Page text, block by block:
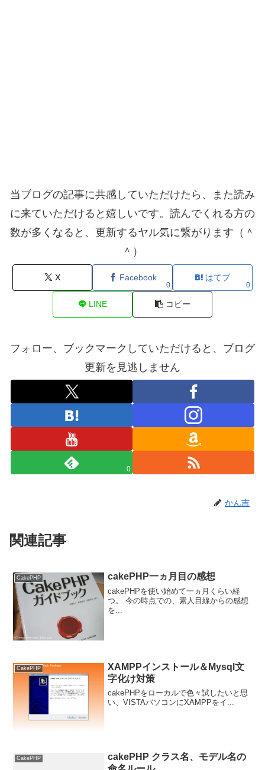
当ブログの記事に共感していただけたら、また読み
に来ていただけると嬉しいです。読んでくれる方の
数が多くなると、更新するヤル気に繋がります（＾
＾）
X Facebook
0
はてブ
0
LINE コピー
フォロー、ブックマークしていただけると、ブログ
更新を見逃しません
0
かん吉
関連記事
CakePHP cakePHP一ヵ月目の感想
cakePHPを使い始めて一ヵ月くらい経
つ。 今の時点での、素人目線からの感想
を...
CakePHP
XAMPPインストール＆Mysql文
字化け対策
cakePHPをローカルで色々試したいと思
い、VISTAパソコンにXAMPPをイ...
CakePHP
cakePHP クラス名、モデル名の